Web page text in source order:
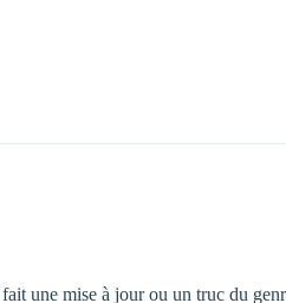
une mise à jour ou un truc du